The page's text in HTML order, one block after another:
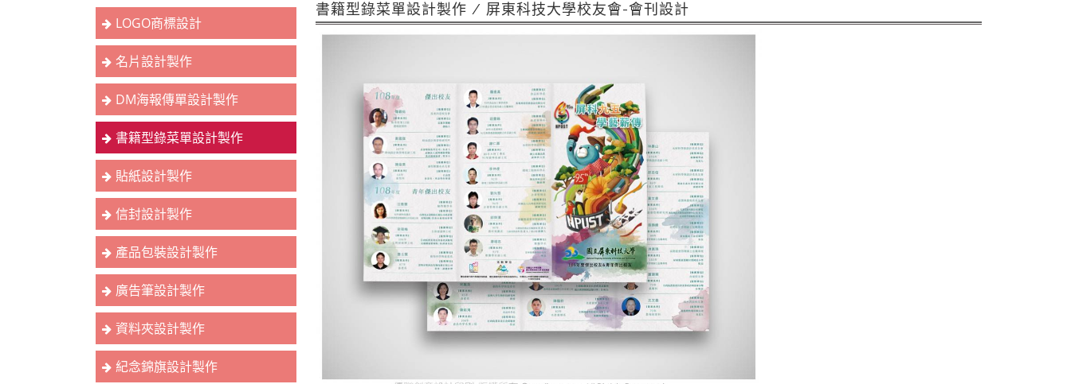
LOGO商標設計
名片設計製作
DM海報傳單設計製作
書籍型錄菜單設計製作
貼紙設計製作
信封設計製作
產品包裝設計製作
廣告筆設計製作
資料夾設計製作
紀念錦旗設計製作
書籍型錄菜單設計製作 / 屏東科技大學校友會-會刊設計